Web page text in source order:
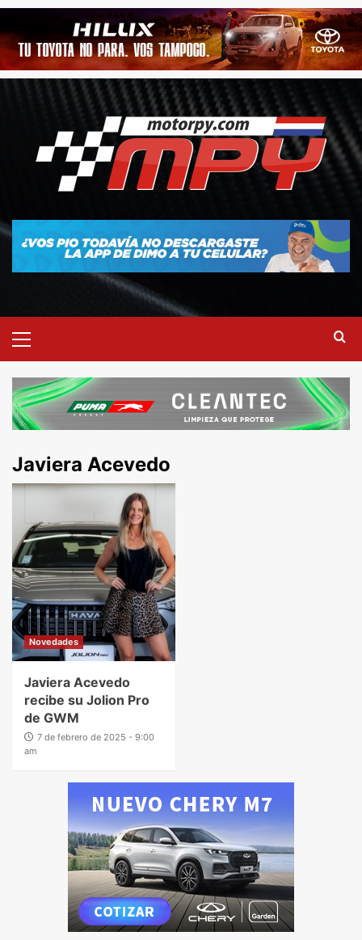
Javiera Acevedo
Novedades
Javiera Acevedo
recibe su Jolion Pro
de GWM
7 de febrero de 2025 - 9:00
am